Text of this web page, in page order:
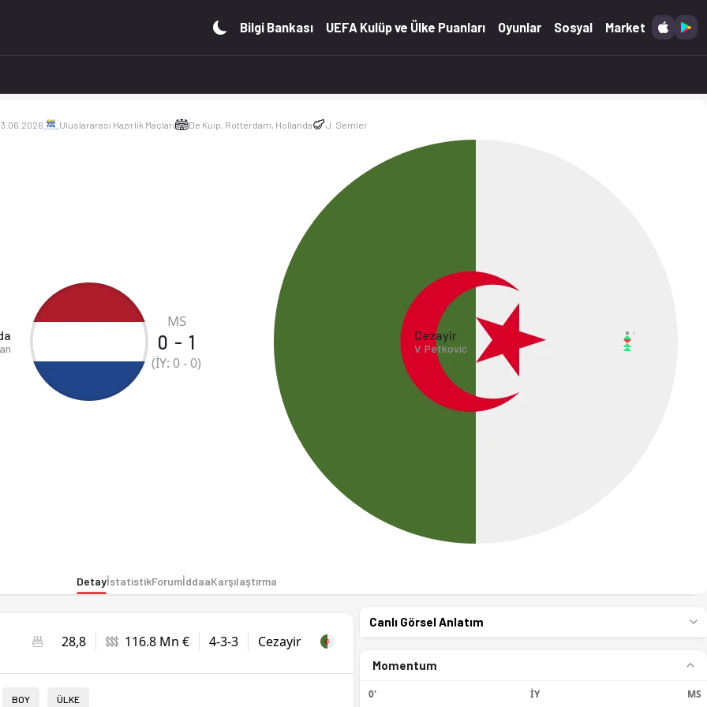
Bilgi Bankası UEFA Kulüp ve Ülke Puanları Oyunlar Sosyal Market
Uluslararası Hazırlık Maçları De Kuip, Rotterdam, Hollanda J. Semler
MS
0 - 1
(İY: 0 - 0)
Cezayir
V. Petkovic
DetayİstatistikForumİddaaKarşılaştırma
Cezayir
4-3-3
116.8 Mn €
28,8
BOY ÜLKE
Canlı Görsel Anlatım
Momentum
0' İY MS